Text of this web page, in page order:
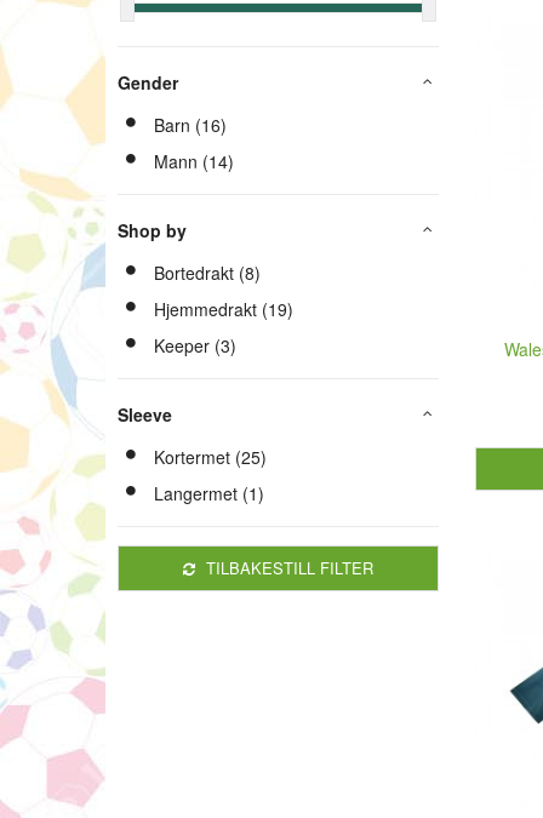
Gender
Barn (16)
Mann (14)
Shop by
Bortedrakt (8)
Hjemmedrakt (19)
Keeper (3)
Sleeve
Kortermet (25)
Langermet (1)
TILBAKESTILL FILTER